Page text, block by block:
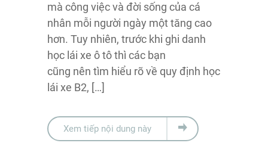
mà công việc và đời sống của cá
nhân mỗi người ngày một tăng cao
hơn. Tuy nhiên, trước khi ghi danh
học lái xe ô tô thì các bạn
cũng nên tìm hiểu rõ về quy định học
lái xe B2, […]
Xem tiếp nội dung này